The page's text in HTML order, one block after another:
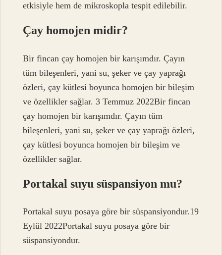
etkisiyle hem de mikroskopla tespit edilebilir.
Çay homojen midir?
Bir fincan çay homojen bir karışımdır. Çayın
tüm bileşenleri, yani su, şeker ve çay yaprağı
özleri, çay kütlesi boyunca homojen bir bileşim
ve özellikler sağlar. 3 Temmuz 2022Bir fincan
çay homojen bir karışımdır. Çayın tüm
bileşenleri, yani su, şeker ve çay yaprağı özleri,
çay kütlesi boyunca homojen bir bileşim ve
özellikler sağlar.
Portakal suyu süspansiyon mu?
Portakal suyu posaya göre bir süspansiyondur.19
Eylül 2022Portakal suyu posaya göre bir
süspansiyondur.